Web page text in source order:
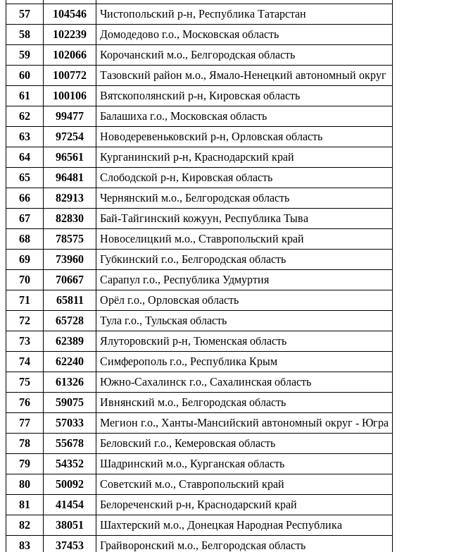
57
104546
Чистопольский р-н, Республика Татарстан
58
102239
Домодедово г.о., Московская область
59
102066
Корочанский м.о., Белгородская область
60
100772
Тазовский район м.о., Ямало-Ненецкий автономный округ
61
100106
Вятскополянский р-н, Кировская область
62
99477
Балашиха г.о., Московская область
63
97254
Новодеревеньковский р-н, Орловская область
64
96561
Курганинский р-н, Краснодарский край
65
96481
Слободской р-н, Кировская область
66
82913
Чернянский м.о., Белгородская область
67
82830
Бай-Тайгинский кожуун, Республика Тыва
68
78575
Новоселицкий м.о., Ставропольский край
69
73960
Губкинский г.о., Белгородская область
70
70667
Сарапул г.о., Республика Удмуртия
71
65811
Орёл г.о., Орловская область
72
65728
Тула г.о., Тульская область
73
62389
Ялуторовский р-н, Тюменская область
74
62240
Симферополь г.о., Республика Крым
75
61326
Южно-Сахалинск г.о., Сахалинская область
76
59075
Ивнянский м.о., Белгородская область
77
57033
Мегион г.о., Ханты-Мансийский автономный округ - Югра
78
55678
Беловский г.о., Кемеровская область
79
54352
Шадринский м.о., Курганская область
80
50092
Советский м.о., Ставропольский край
81
41454
Белореченский р-н, Краснодарский край
82
38051
Шахтерский м.о., Донецкая Народная Республика
83
37453
Грайворонский м.о., Белгородская область